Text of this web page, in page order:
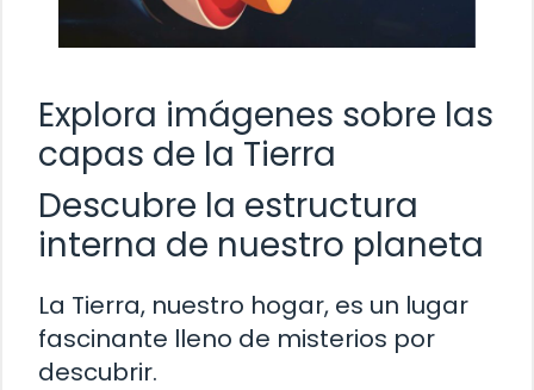
Explora imágenes sobre las
capas de la Tierra
Descubre la estructura
interna de nuestro planeta
La Tierra, nuestro hogar, es un lugar
fascinante lleno de misterios por
descubrir.